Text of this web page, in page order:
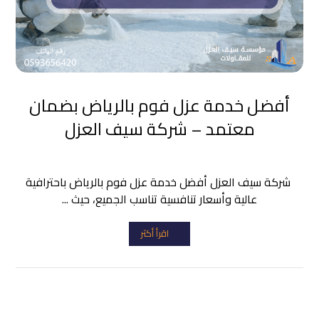
أفضل خدمة عزل فوم بالرياض بضمان
معتمد – شركة سيف العزل
شركة سيف العزل أفضل خدمة عزل فوم بالرياض باحترافية
عالية وأسعار تنافسية تناسب الجميع، حيث ...
اقرأ أكثر